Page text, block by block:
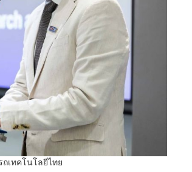
เทคโนโลยีไทย